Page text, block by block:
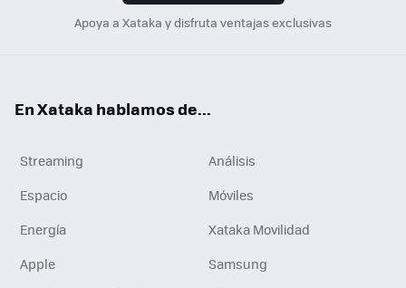
Apoya a Xataka y disfruta ventajas exclusivas
En Xataka hablamos de...
Streaming
Análisis
Espacio
Móviles
Energía
Xataka Movilidad
Apple
Samsung